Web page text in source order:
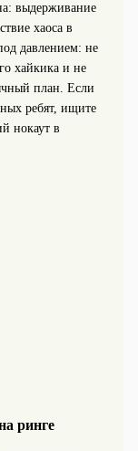
выдерживание
хаоса в
давлением: не
хайкика и не
план. Если
ребят, ищите
нокаут в
ринге